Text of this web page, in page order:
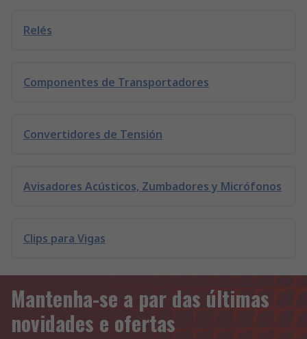
Relés
Componentes de Transportadores
Convertidores de Tensión
Avisadores Acústicos, Zumbadores y Micrófonos
Clips para Vigas
Mantenha-se a par das últimas
novidades e ofertas